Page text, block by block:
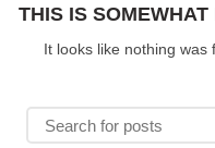
THIS IS
It looks like nothing was